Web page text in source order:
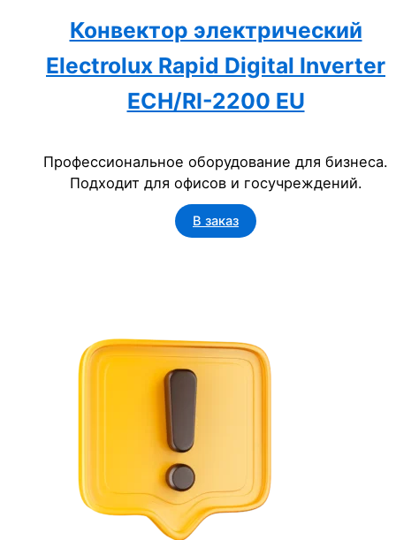
Конвектор электрический
Electrolux Rapid Digital Inverter
ECH/RI-2200 EU
Профессиональное оборудование для бизнеса.
Подходит для офисов и госучреждений.
В заказ